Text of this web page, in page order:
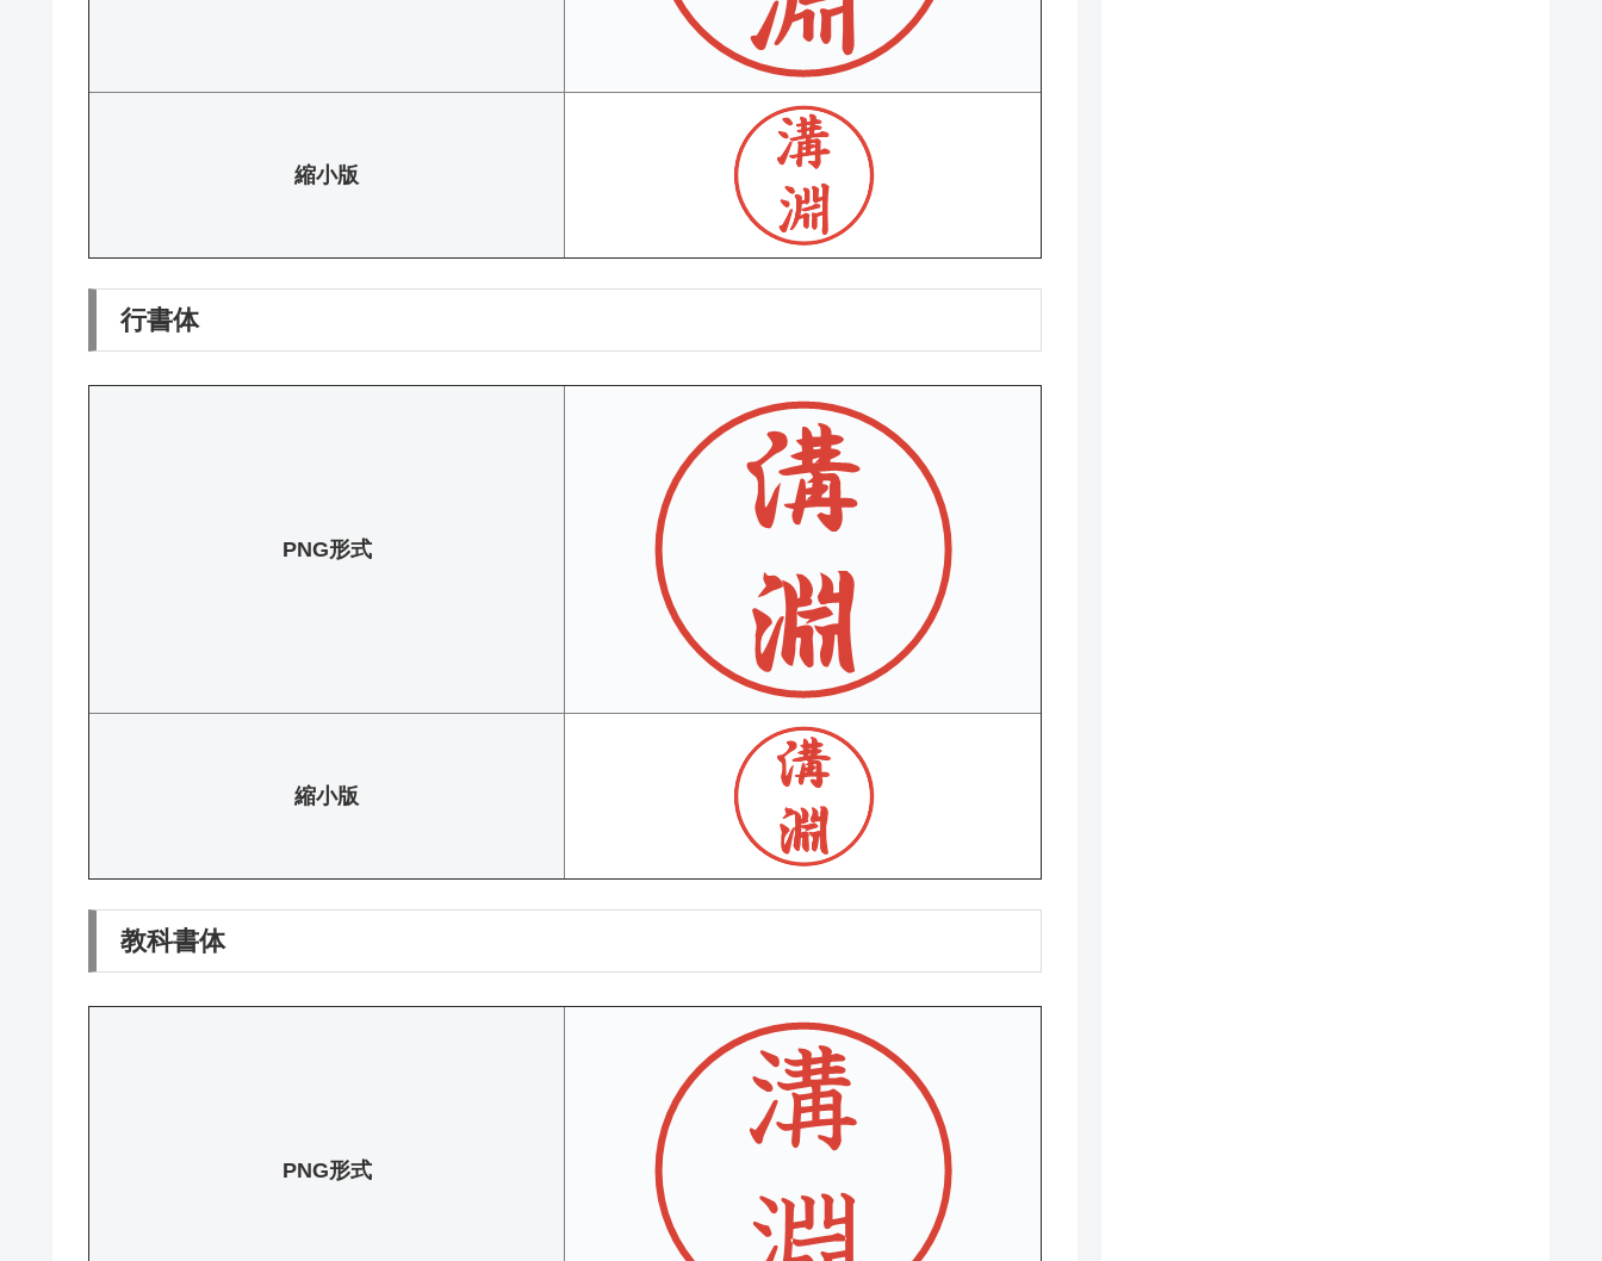
縮小版
行書体
PNG形式
縮小版
教科書体
PNG形式